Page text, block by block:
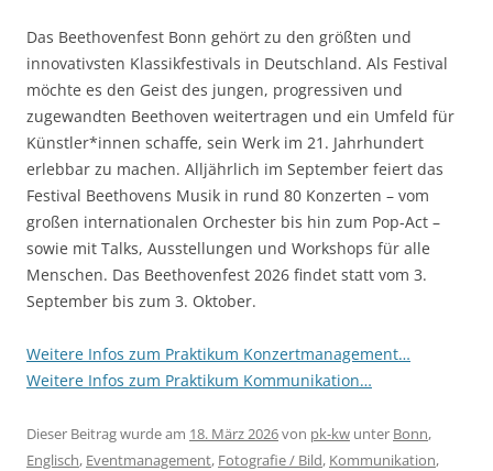
Das Beethovenfest Bonn gehört zu den größten und
innovativsten Klassikfestivals in Deutschland. Als Festival
möchte es den Geist des jungen, progressiven und
zugewandten Beethoven weitertragen und ein Umfeld für
Künstler*innen schaffe, sein Werk im 21. Jahrhundert
erlebbar zu machen. Alljährlich im September feiert das
Festival Beethovens Musik in rund 80 Konzerten – vom
großen internationalen Orchester bis hin zum Pop-Act –
sowie mit Talks, Ausstellungen und Workshops für alle
Menschen. Das Beethovenfest 2026 findet statt vom 3.
September bis zum 3. Oktober.
Weitere Infos zum Praktikum Konzertmanagement…
Weitere Infos zum Praktikum Kommunikation…
Dieser Beitrag wurde am 18. März 2026von pk-kw unter Bonn,
Englisch, Eventmanagement, Fotografie / Bild, Kommunikation,